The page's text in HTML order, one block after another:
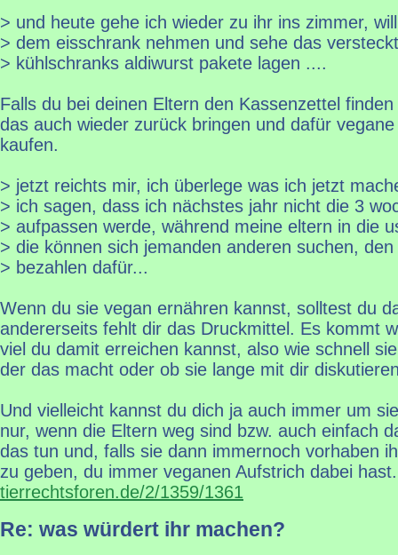
> und heute gehe ich wieder zu ihr ins zimmer,
> dem eisschrank nehmen und sehe das
> kühlschranks aldiwurst pakete lagen ....
Falls du bei deinen Eltern den Kassenzettel
das auch wieder zurück bringen und dafür
kaufen.
> jetzt reichts mir, ich überlege was ich jetzt
> ich sagen, dass ich nächstes jahr nicht die 3
> aufpassen werde, während meine eltern in die
> die können sich jemanden anderen suchen,
> bezahlen dafür...
Wenn du sie vegan ernähren kannst, solltest du
andererseits fehlt dir das Druckmittel. Es kommt
viel du damit erreichen kannst, also wie schnell
der das macht oder ob sie lange mit dir
Und vielleicht kannst du dich ja auch immer um
nur, wenn die Eltern weg sind bzw. auch einfach
das tun und, falls sie dann immernoch vorhaben
zu geben, du immer veganen Aufstrich dabei hast.
tierrechtsforen.de/2/1359/1361
Re: was würdert ihr machen?